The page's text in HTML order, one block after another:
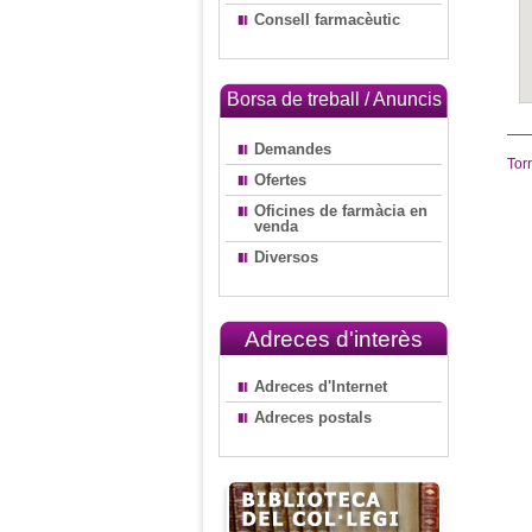
Consell farmacèutic
Borsa de treball / Anuncis
Demandes
Ofertes
Oficines de farmàcia en
venda
Diversos
Adreces d'interès
Adreces d'Internet
Adreces postals